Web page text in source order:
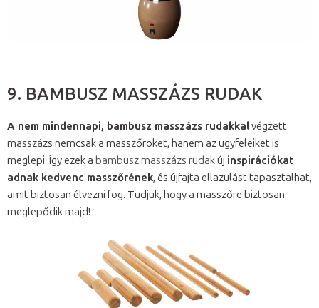
9. BAMBUSZ MASSZÁZS RUDAK
A nem mindennapi, bambusz masszázs rudakkalvégzett
masszázs nemcsak a masszőröket, hanem az ügyfeleiket is
meglepi. Így ezek a bambusz masszázs rudakúj inspirációkat
adnak kedvenc masszőrének, és újfajta ellazulást tapasztalhat,
amit biztosan élvezni fog. Tudjuk, hogy a masszőre biztosan
meglepődik majd!